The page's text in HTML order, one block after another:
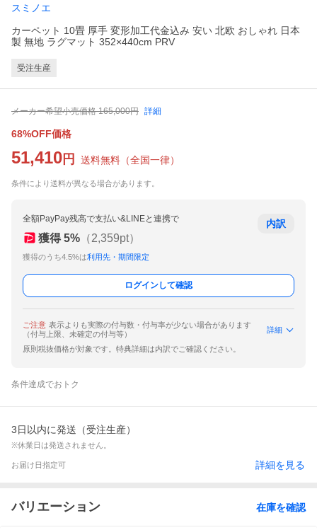
スミノエ
カーペット 10畳 厚手 変形加工代金込み 安い 北欧 おしゃれ 日本
製 無地 ラグマット 352×440cm PRV
受注生産
メーカー希望小売価格 165,000円 詳細
68%OFF価格
51,410 円 送料無料 （全国一律）
条件により送料が異なる場合があります。
全額PayPay残高で支払い&LINEと連携で
獲得 5% （2,359pt）
獲得のうち4.5%は利用先・期間限定
内訳
ログインして確認
ご注意 表示よりも実際の付与数・付与率が少ない場合があります
（付与上限、未確定の付与等）
詳細
原則税抜価格が対象です。特典詳細は内訳でご確認ください。
条件達成でおトク
3日以内に発送（受注生産）
※休業日は発送されません。
お届け日指定可 詳細を見る
バリエーション 在庫を確認